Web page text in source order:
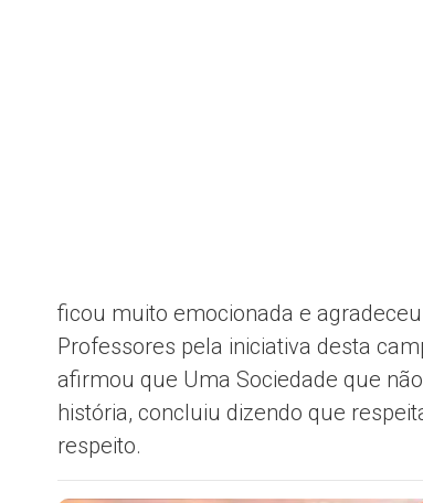
ficou muito emocionada e
Professores pela iniciativa desta
afirmou que Uma Sociedade que
história, concluiu dizendo que
respeito.